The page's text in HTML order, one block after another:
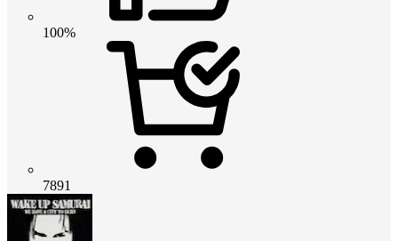
100%
7891